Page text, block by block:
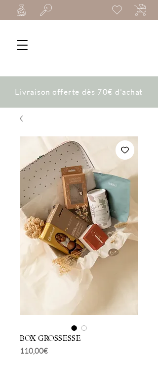
Livraison offerte dès 70€ d'achat
BOX GROSSESSE
110,00 €Prix